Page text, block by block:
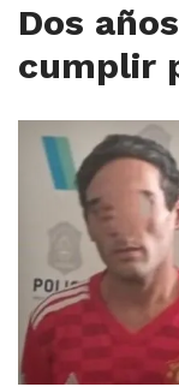
Dos
cumplir